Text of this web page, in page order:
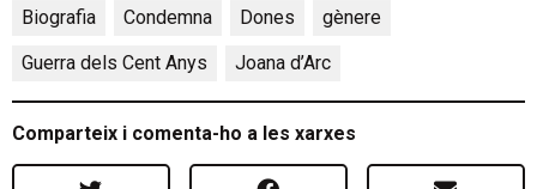
Biografia Condemna Dones gènere
Guerra dels Cent Anys
Joana d’Arc
Comparteix i comenta-ho a les xarxes